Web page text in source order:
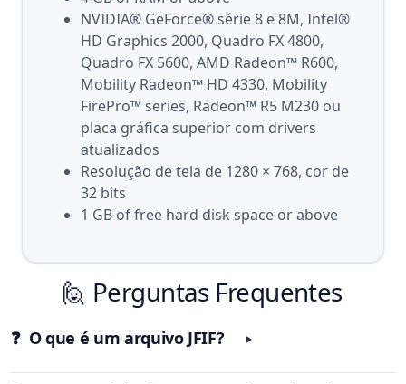
NVIDIA® GeForce® série 8 e 8M, Intel®
HD Graphics 2000, Quadro FX 4800,
Quadro FX 5600, AMD Radeon™ R600,
Mobility Radeon™ HD 4330, Mobility
FirePro™ series, Radeon™ R5 M230 ou
placa gráfica superior com drivers
atualizados
Resolução de tela de 1280 × 768, cor de
32 bits
1 GB of free hard disk space or above
🙋 Perguntas Frequentes
❓ O que é um arquivo JFIF?